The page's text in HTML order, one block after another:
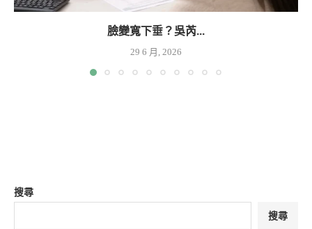
臉變寬下垂？吳芮...
29 6 月, 2026
搜尋
搜尋